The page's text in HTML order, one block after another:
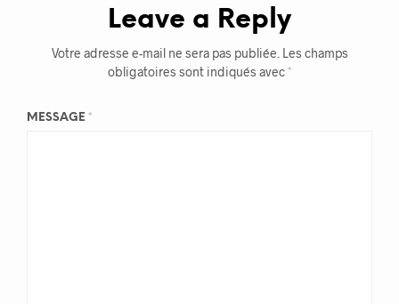
Leave a Reply
Votre adresse e-mail ne sera pas publiée. Les champs
obligatoires sont indiqués avec *
MESSAGE *